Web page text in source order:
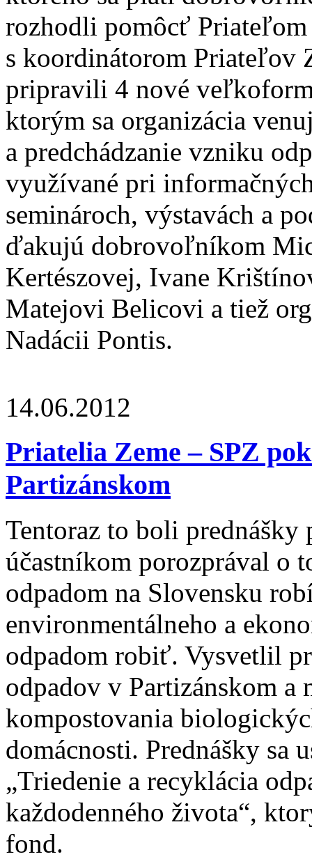
rozhodli pomôcť
s koordinátorom Priateľov
pripravili 4 nové
ktorým sa organizácia
a predchádzanie vzniku
využívané pri
seminároch, výstavách a
ďakujú dobrovoľníkom
Kertészovej, Ivane
Matejovi Belicovi a tiež
Nadácii Pontis.
14.06.2012
Priatelia Zeme – SPZ
Partizánskom
Tentoraz to boli
účastníkom porozprával o
odpadom na Slovensku
environmentálneho a
odpadom robiť. Vysvetlil
odpadov v Partizánskom a
kompostovania
domácnosti. Prednášky
„Triedenie a recyklácia
každodenného života“,
fond.